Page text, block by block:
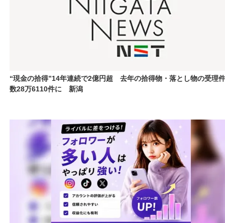
“現金の拾得”14年連続で2億円超 去年の拾得物・落とし物の受理
数28万6110件に 新潟